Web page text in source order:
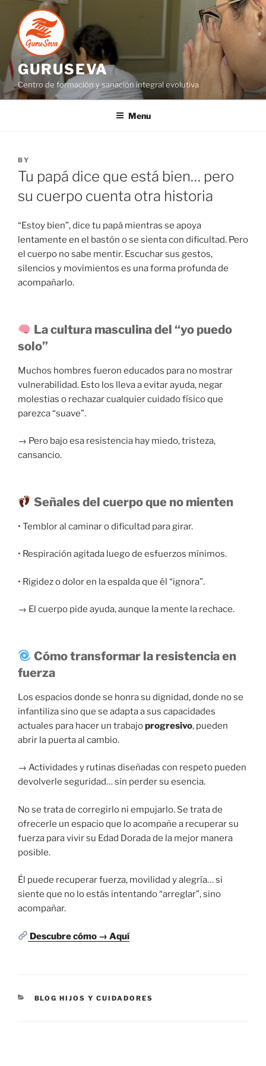
GURUSEVA
Centro de formación y sanación integral evolutiva
Menu
BY
Tu papá dice que está bien… pero
su cuerpo cuenta otra historia
“Estoy bien”, dice tu papá mientras se apoya
lentamente en el bastón o se sienta con dificultad. Pero
el cuerpo no sabe mentir. Escuchar sus gestos,
silencios y movimientos es una forma profunda de
acompañarlo.
La cultura masculina del “yo puedo
solo”
Muchos hombres fueron educados para no mostrar
vulnerabilidad. Esto los lleva a evitar ayuda, negar
molestias o rechazar cualquier cuidado físico que
parezca “suave”.
→ Pero bajo esa resistencia hay miedo, tristeza,
cansancio.
Señales del cuerpo que no mienten
• Temblor al caminar o dificultad para girar.
• Respiración agitada luego de esfuerzos mínimos.
• Rigidez o dolor en la espalda que él “ignora”.
→ El cuerpo pide ayuda, aunque la mente la rechace.
Cómo transformar la resistencia en
fuerza
Los espacios donde se honra su dignidad, donde no se
infantiliza sino que se adapta a sus capacidades
actuales para hacer un trabajoprogresivo, pueden
abrir la puerta al cambio.
→ Actividades y rutinas diseñadas con respeto pueden
devolverle seguridad… sin perder su esencia.
No se trata de corregirlo ni empujarlo. Se trata de
ofrecerle un espacio que lo acompañe a recuperar su
fuerza para vivir su Edad Dorada de la mejor manera
posible.
Él puede recuperar fuerza, movilidad y alegría… si
siente que no lo estás intentando “arreglar”, sino
acompañar.
Descubre cómo → Aquí
BLOG HIJOS Y CUIDADORES